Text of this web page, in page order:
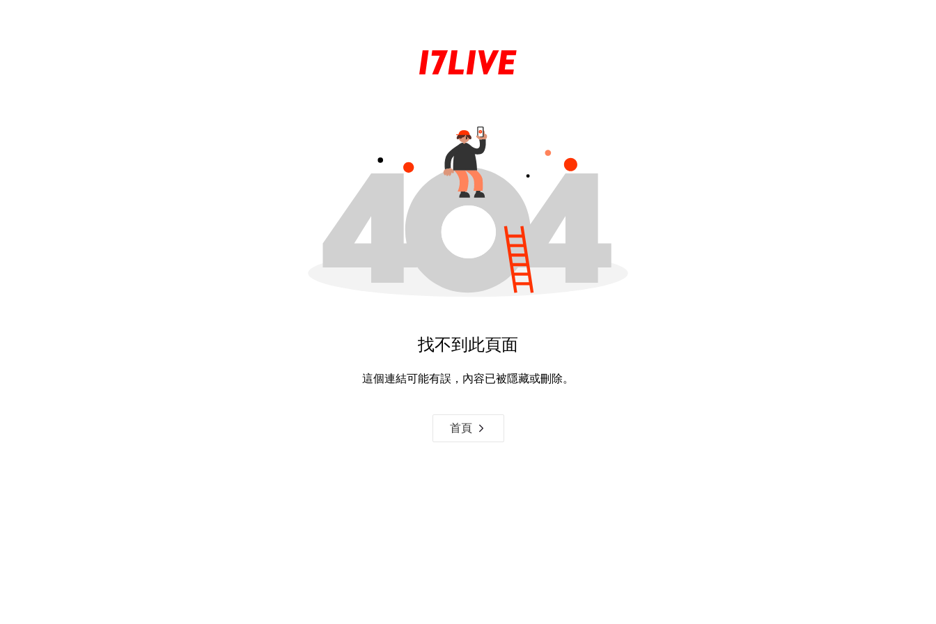
找不到此頁面
這個連結可能有誤，內容已被隱藏或刪除。
首頁